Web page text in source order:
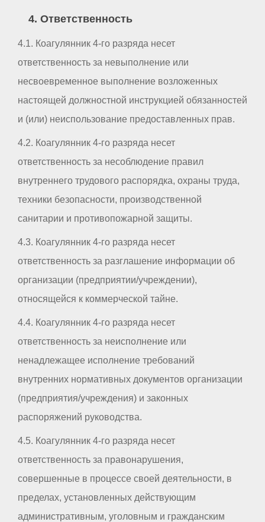
4. Ответственность
4.1. Коагулянник 4-го разряда несет
ответственность за невыполнение или
несвоевременное выполнение возложенных
настоящей должностной инструкцией обязанностей
и (или) неиспользование предоставленных прав.
4.2. Коагулянник 4-го разряда несет
ответственность за несоблюдение правил
внутреннего трудового распорядка, охраны труда,
техники безопасности, производственной
санитарии и противопожарной защиты.
4.3. Коагулянник 4-го разряда несет
ответственность за разглашение информации об
организации (предприятии/учреждении),
относящейся к коммерческой тайне.
4.4. Коагулянник 4-го разряда несет
ответственность за неисполнение или
ненадлежащее исполнение требований
внутренних нормативных документов организации
(предприятия/учреждения) и законных
распоряжений руководства.
4.5. Коагулянник 4-го разряда несет
ответственность за правонарушения,
совершенные в процессе своей деятельности, в
пределах, установленных действующим
административным, уголовным и гражданским